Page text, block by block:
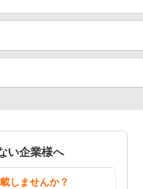
い企業様へ
しませんか？